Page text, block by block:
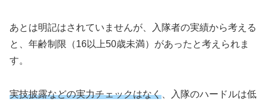
あとは明記はされていませんが、入隊者の実績から考える
と、年齢制限（16以上50歳未満）があったと考えられま
す。
実技披露などの実力チェックはなく 、入隊のハードルは低